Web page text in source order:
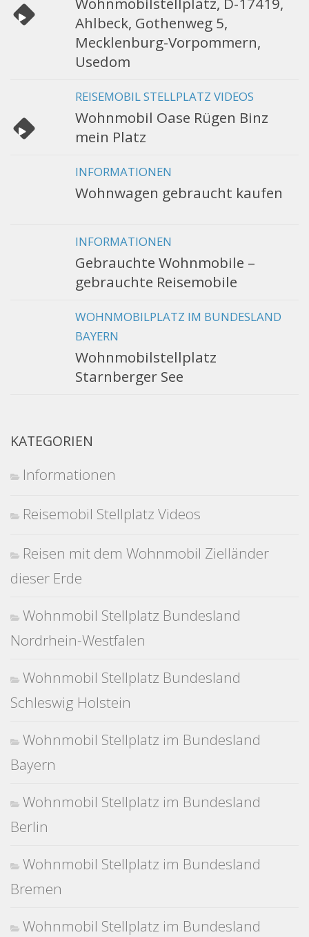
Ahlbeck, Gothenweg 5,
Mecklenburg-Vorpommern,
Usedom
REISEMOBIL STELLPLATZ VIDEOS
Wohnmobil Oase Rügen Binz
mein Platz
INFORMATIONEN
Wohnwagen gebraucht kaufen
INFORMATIONEN
Gebrauchte Wohnmobile –
gebrauchte Reisemobile
WOHNMOBILPLATZ IM BUNDESLAND
BAYERN
Wohnmobilstellplatz
Starnberger See
KATEGORIEN
Informationen
Reisemobil Stellplatz Videos
Reisen mit dem Wohnmobil Zielländer
dieser Erde
Wohnmobil Stellplatz Bundesland
Nordrhein-Westfalen
Wohnmobil Stellplatz Bundesland
Schleswig Holstein
Wohnmobil Stellplatz im Bundesland
Bayern
Wohnmobil Stellplatz im Bundesland
Berlin
Wohnmobil Stellplatz im Bundesland
Bremen
Wohnmobil Stellplatz im Bundesland